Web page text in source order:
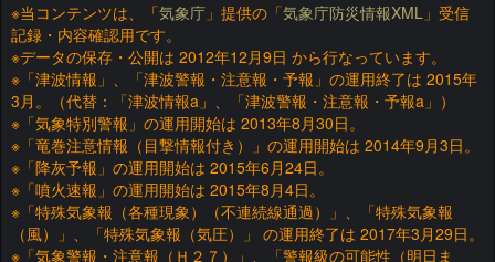
※当コンテンツは、「気象庁 」提供の「気象庁防災情報XML 」受信
記録・内容確認用です。
※データの保存・公開は 2012年12月9日 から行なっています。
※「津波情報」、「津波警報・注意報・予報」の運用終了は 2015年
3月。（代替：「津波情報a」、「津波警報・注意報・予報a」）
※「気象特別警報」の運用開始は 2013年8月30日。
※「竜巻注意情報（目撃情報付き）」の運用開始は 2014年9月3日。
※「降灰予報」の運用開始は 2015年6月24日。
※「噴火速報」の運用開始は 2015年8月4日。
※「特殊気象報（各種現象）（不連続線通過）」、「特殊気象報
（風）」、「特殊気象報（気圧）」 の運用終了は 2017年3月29日。
※「気象警報・注意報（Ｈ２７）」、「警報級の可能性（明日ま